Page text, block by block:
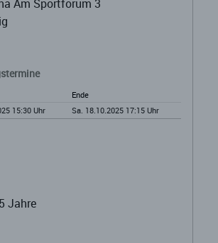
Am Sportforum 3
Ende
15:30 Uhr Sa. 18.10.2025 17:15 Uhr
Jahre